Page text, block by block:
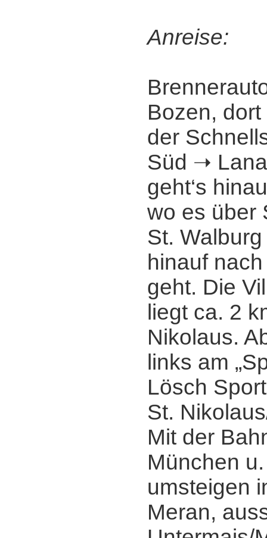
Anreise:
Bozen,
der
Süd ➝
geht‘s
wo es über
St.
hinauf
geht. Die
liegt ca. 2
Nikolaus.
links am
Lösch
St.
Mit der
München
umsteigen
Meran,